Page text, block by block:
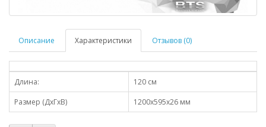
Описание Характеристики Отзывов (0)
Длина:
120 см
Размер (ДхГхВ)
1200х595х26 мм